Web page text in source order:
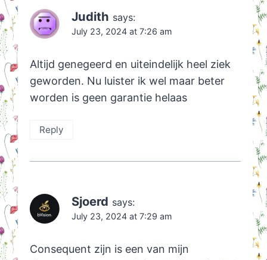
Judith says:
July 23, 2024 at 7:26 am
Altijd genegeerd en uiteindelijk heel ziek
geworden. Nu luister ik wel maar beter
worden is geen garantie helaas
Reply
Sjoerd says:
July 23, 2024 at 7:29 am
Consequent zijn is een van mijn